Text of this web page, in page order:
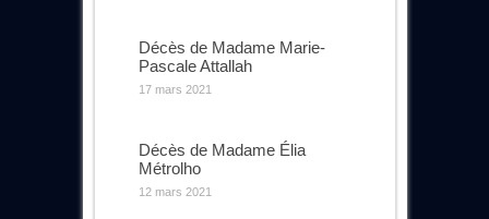
Décès de Madame Marie-
Pascale Attallah
17 mars 2021
Décès de Madame Élia
Métrolho
12 mars 2021